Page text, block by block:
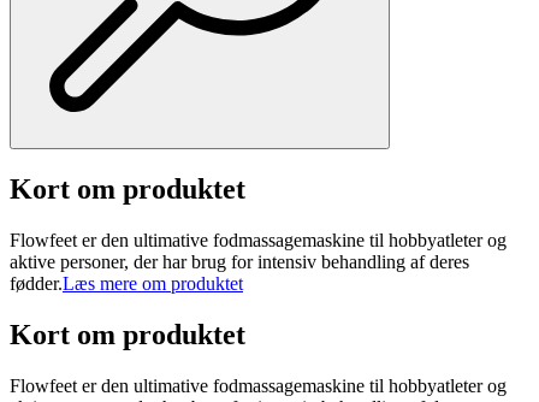
Kort om produktet
Flowfeet er den ultimative fodmassagemaskine til hobbyatleter og
aktive personer, der har brug for intensiv behandling af deres
fødder.Læs mere om produktet
Kort om produktet
Flowfeet er den ultimative fodmassagemaskine til hobbyatleter og